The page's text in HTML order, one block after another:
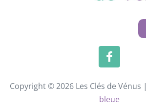
Copyright © 2026 Les Clés de Vénus |
bleue